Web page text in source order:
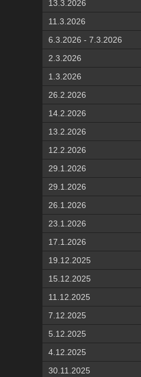
13.3.2026
11.3.2026
6.3.2026 - 7.3.2026
2.3.2026
1.3.2026
26.2.2026
14.2.2026
13.2.2026
12.2.2026
29.1.2026
29.1.2026
26.1.2026
23.1.2026
17.1.2026
19.12.2025
15.12.2025
11.12.2025
7.12.2025
5.12.2025
4.12.2025
30.11.2025